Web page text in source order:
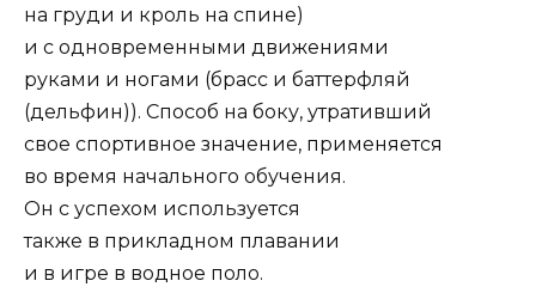
на груди и кроль на спине)
и с одновременными движениями
руками и ногами (брасс и баттерфляй
(дельфин)). Способ на боку, утративший
свое спортивное значение, применяется
во время начального обучения.
Он с успехом используется
также в прикладном плавании
и в игре в водное поло.